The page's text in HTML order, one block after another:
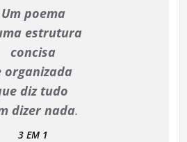
Um poema
estrutura
concisa
organizada
diz tudo
dizer nada.
3 EM 1